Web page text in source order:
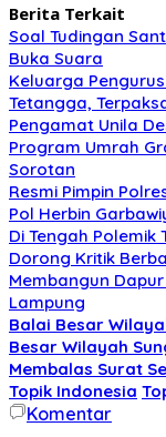
Berita Terkait
Soal Tudingan
Buka Suara
Keluarga
Tetangga,
Pengamat Unila
Program Umrah
Sorotan
Resmi Pimpin
Pol Herbin
Di Tengah Polemik
Dorong Kritik
Membangun
Lampung
Balai Besar
Besar Wilayah
Membalas Surat
Topik Indonesia
Komentar